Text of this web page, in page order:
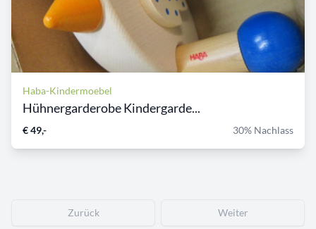
Haba-Kindermoebel
Hühnergarderobe Kindergarde...
€ 49,- 30% Nachlass
Zurück Weiter